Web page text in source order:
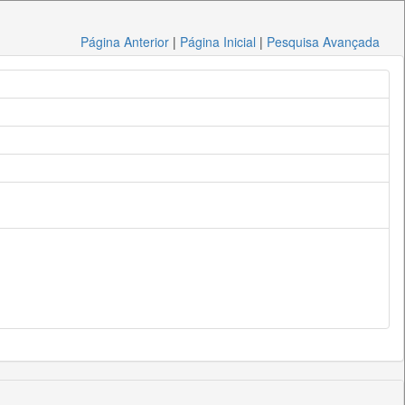
Página Anterior | Página Inicial | Pesquisa Avançada